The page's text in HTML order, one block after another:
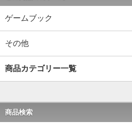
ゲームブック
その他
商品カテゴリー一覧
商品検索